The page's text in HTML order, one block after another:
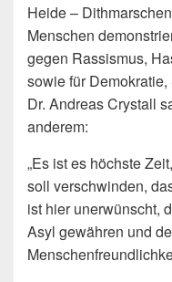
Heide –
Menschen
gegen Rassismus,
sowie für
Dr. Andreas Crystall
anderem:
„Es ist es höchste
soll verschwinden,
ist hier unerwünscht,
Asyl gewähren und